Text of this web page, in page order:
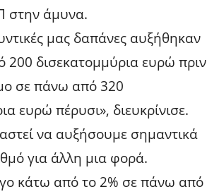
στην άμυνα.
μας δαπάνες αυξήθηκαν
200 δισεκατομμύρια ευρώ πριν
σε πάνω από 320
ευρώ πέρυσι», διευκρίνισε.
να αυξήσουμε σημαντικά
για άλλη μια φορά.
κάτω από το 2% σε πάνω από